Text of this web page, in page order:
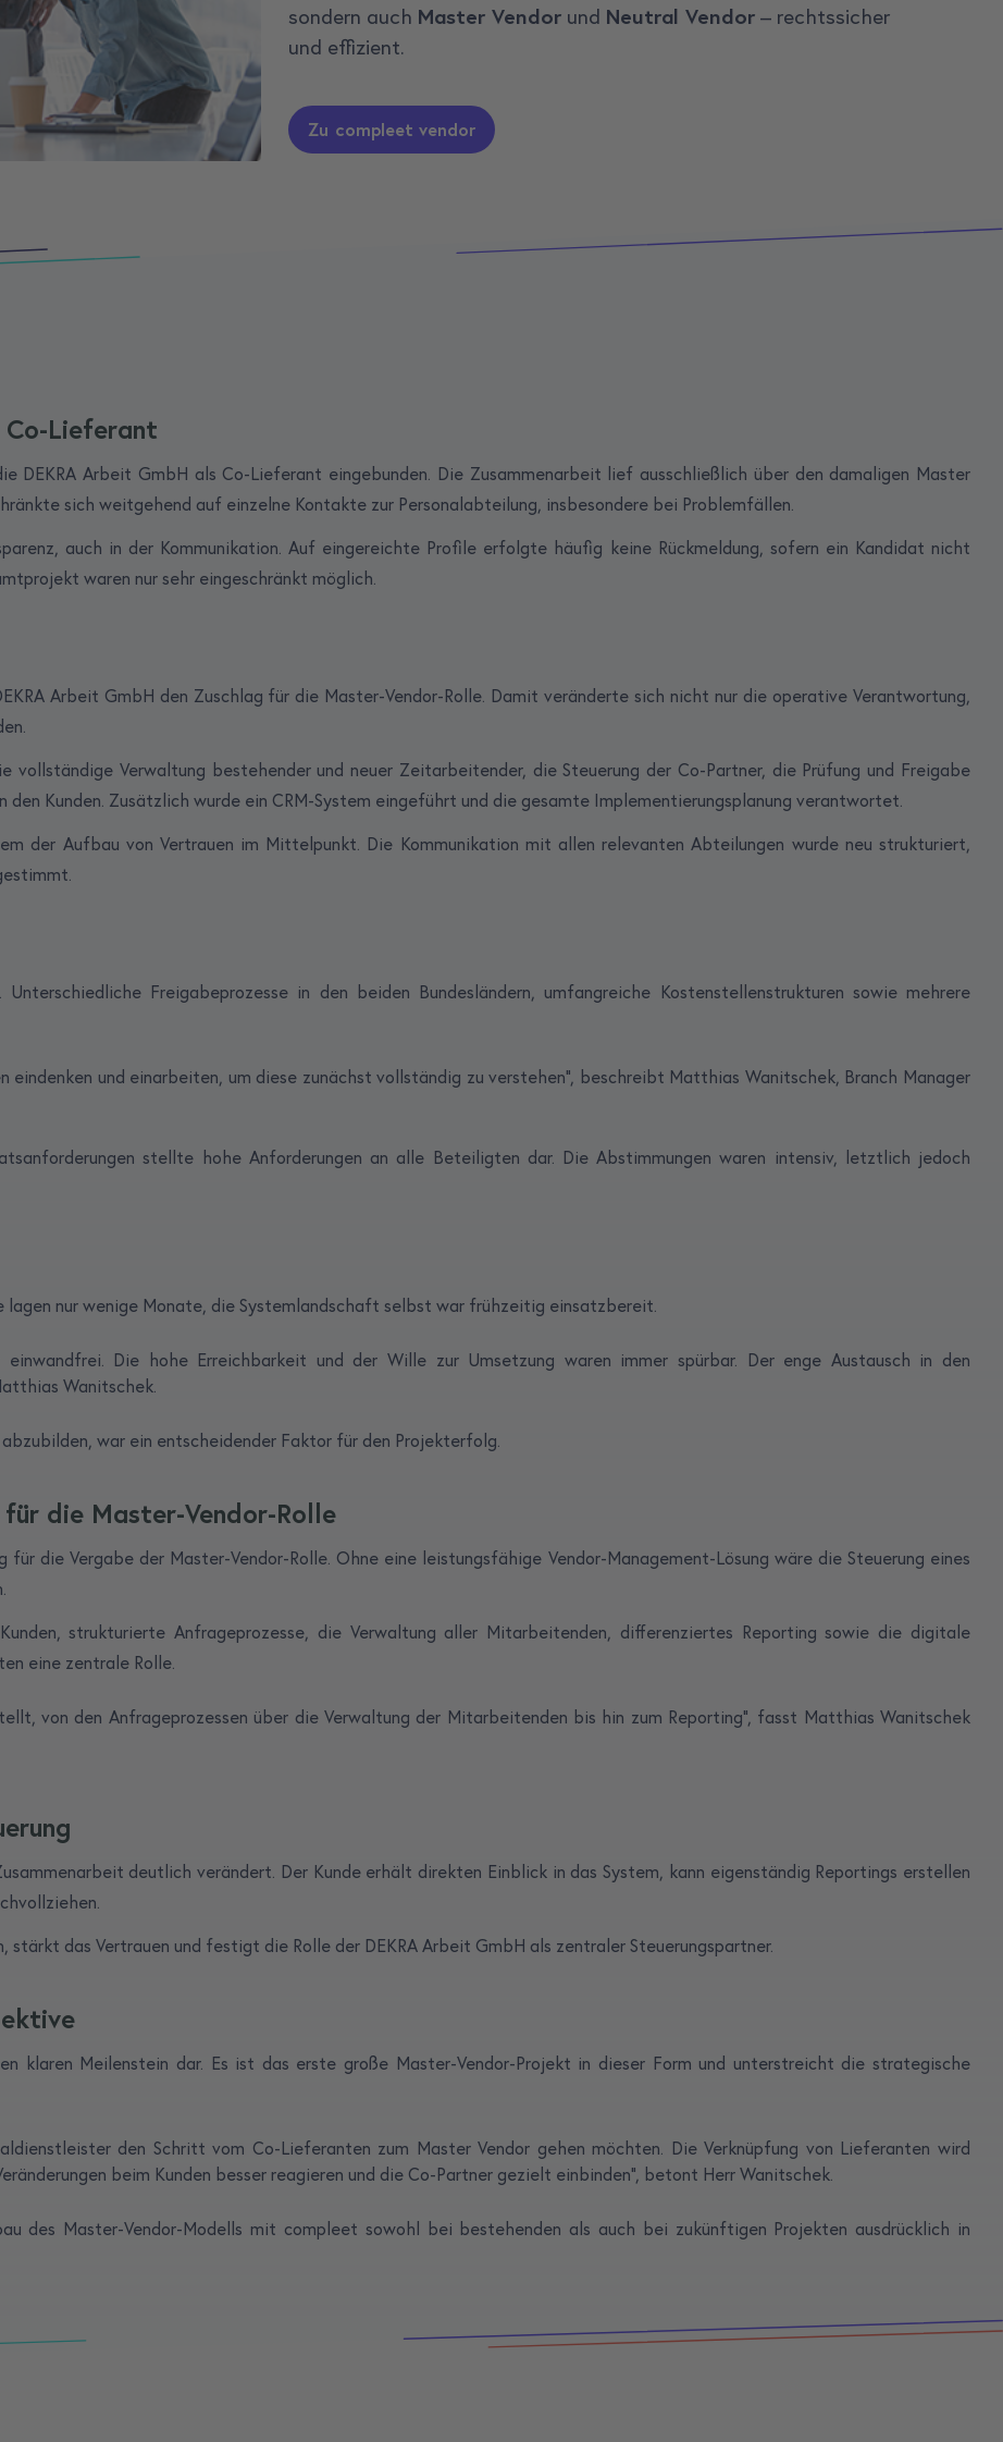
sondern auch Master Vendor und Neutral Vendor – rechtssicher
und effizient.
Zu compleet vendor
Co-Lieferant
DEKRA Arbeit GmbH als Co-Lieferant eingebunden. Die Zusammenarbeit lief ausschließlich über den damaligen Master
sich weitgehend auf einzelne Kontakte zur Personalabteilung, insbesondere bei Problemfällen.
auch in der Kommunikation. Auf eingereichte Profile erfolgte häufig keine Rückmeldung, sofern ein Kandidat nicht
waren nur sehr eingeschränkt möglich.
Arbeit GmbH den Zuschlag für die Master-Vendor-Rolle. Damit veränderte sich nicht nur die operative Verantwortung,
vollständige Verwaltung bestehender und neuer Zeitarbeitender, die Steuerung der Co-Partner, die Prüfung und Freigabe
Kunden. Zusätzlich wurde ein CRM-System eingeführt und die gesamte Implementierungsplanung verantwortet.
der Aufbau von Vertrauen im Mittelpunkt. Die Kommunikation mit allen relevanten Abteilungen wurde neu strukturiert,
Freigabeprozesse in den beiden Bundesländern, umfangreiche Kostenstellenstrukturen sowie mehrere
eindenken und einarbeiten, um diese zunächst vollständig zu verstehen“, beschreibt Matthias Wanitschek, Branch Manager
stellte hohe Anforderungen an alle Beteiligten dar. Die Abstimmungen waren intensiv, letztlich jedoch
nur wenige Monate, die Systemlandschaft selbst war frühzeitig einsatzbereit.
Die hohe Erreichbarkeit und der Wille zur Umsetzung waren immer spürbar. Der enge Austausch in den
Wanitschek.
war ein entscheidender Faktor für den Projekterfolg.
die Master-Vendor-Rolle
die Vergabe der Master-Vendor-Rolle. Ohne eine leistungsfähige Vendor-Management-Lösung wäre die Steuerung eines
strukturierte Anfrageprozesse, die Verwaltung aller Mitarbeitenden, differenziertes Reporting sowie die digitale
eine zentrale Rolle.
von den Anfrageprozessen über die Verwaltung der Mitarbeitenden bis hin zum Reporting“, fasst Matthias Wanitschek
deutlich verändert. Der Kunde erhält direkten Einblick in das System, kann eigenständig Reportings erstellen
das Vertrauen und festigt die Rolle der DEKRA Arbeit GmbH als zentraler Steuerungspartner.
klaren Meilenstein dar. Es ist das erste große Master-Vendor-Projekt in dieser Form und unterstreicht die strategische
den Schritt vom Co-Lieferanten zum Master Vendor gehen möchten. Die Verknüpfung von Lieferanten wird
beim Kunden besser reagieren und die Co-Partner gezielt einbinden“, betont Herr Wanitschek.
des Master-Vendor-Modells mit compleet sowohl bei bestehenden als auch bei zukünftigen Projekten ausdrücklich in